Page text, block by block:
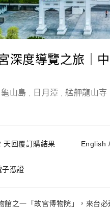
深度導覽之旅｜
龜山島 日月潭 艋舺龍山寺
天回覆訂購結果 English
子憑證
館之一「故宮博物院」，來台必